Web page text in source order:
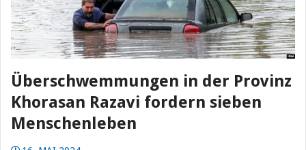
Überschwemmungen in der Provinz
Khorasan Razavi fordern sieben
Menschenleben